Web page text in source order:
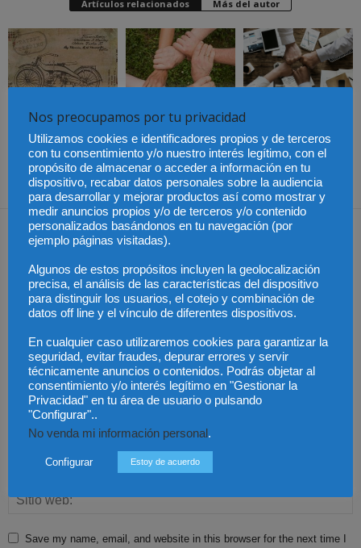
Artículos relacionados Más del autor
Cómo proteger tu
propiedad intelectual en
el extranjero: claves
lingüísticas y jurídicas
El Pleno del CGPJ
aprueba el informe al
anteproyecto de Ley de
Familias por
unanimidad
en la Ley de Sociedades
de Capital
Dejar una respuesta
Save my name, email, and website in this browser for the next time I
Nos preocupamos por tu privacidad
Utilizamos cookies e identificadores propios y de terceros
con tu consentimiento y/o nuestro interés legítimo, con el
propósito de almacenar o acceder a información en tu
dispositivo, recabar datos personales sobre la audiencia
para desarrollar y mejorar productos así como mostrar y
medir anuncios propios y/o de terceros y/o contenido
personalizados basándonos en tu navegación (por
ejemplo páginas visitadas).
Algunos de estos propósitos incluyen la geolocalización
precisa, el análisis de las características del dispositivo
para distinguir los usuarios, el cotejo y combinación de
datos off line y el vínculo de diferentes dispositivos.
En cualquier caso utilizaremos cookies para garantizar la
seguridad, evitar fraudes, depurar errores y servir
técnicamente anuncios o contenidos. Podrás objetar al
consentimiento y/o interés legítimo en "Gestionar la
Privacidad" en tu área de usuario o pulsando
"Configurar"..
No venda mi información personal.
Configurar Estoy de acuerdo